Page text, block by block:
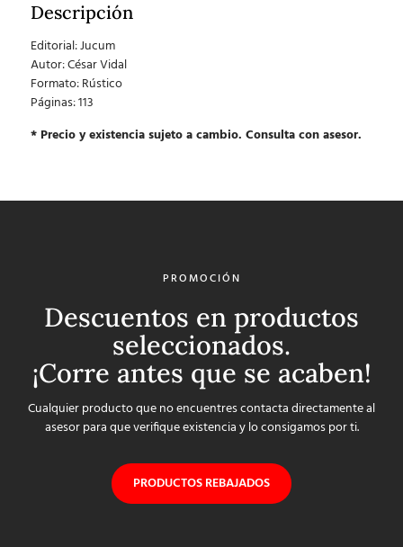
Descripción
Editorial:Jucum
Autor:César Vidal
Formato:Rústico
Páginas: 113
* Precio y existencia sujeto a cambio. Consulta con asesor.
PROMOCIÓN
Descuentos en productos
seleccionados.
¡Corre antes que se acaben!
Cualquier producto que no encuentres contacta directamente al
asesor para que verifique existencia y lo consigamos por ti.
PRODUCTOS REBAJADOS